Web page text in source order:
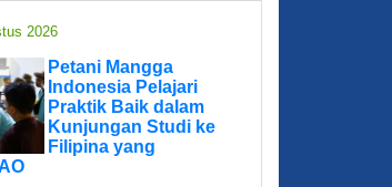
2026
Petani Mangga
Indonesia Pelajari
Praktik Baik dalam
Kunjungan Studi ke
Filipina yang